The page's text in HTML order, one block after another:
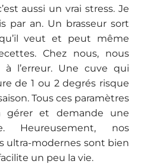
aussi un vrai stress. Je
par an. Un brasseur sort
veut et peut même
Chez nous, nous
à l’erreur. Une cuve qui
de 1 ou 2 degrés risque
Tous ces paramètres
gérer et demande une
Heureusement, nos
ultra-modernes sont bien
un peu la vie.